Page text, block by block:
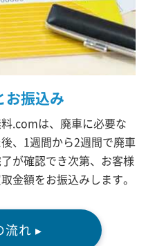
お振込み
.comは、廃車に必要な
、1週間から2週間で廃車
が確認でき次第、お客様
金額をお振込みします。
流れ ▸